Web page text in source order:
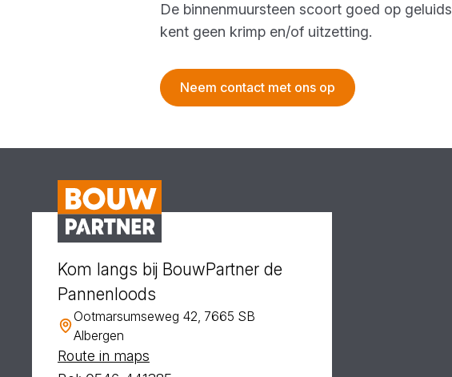
De binnenmuursteen scoort goed op
kent geen krimp en/of uitzetting.
Neem contact met ons op
Kom langs bij BouwPartner de
Pannenloods
Ootmarsumseweg 42, 7665 SB
Albergen
Route in maps